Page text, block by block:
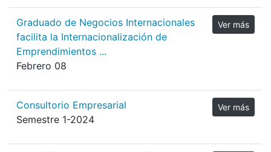
Graduado de Negocios Internacionales
facilita la Internacionalización de
Emprendimientos ...
Febrero 08
Ver más
Consultorio Empresarial
Semestre 1-2024
Ver más